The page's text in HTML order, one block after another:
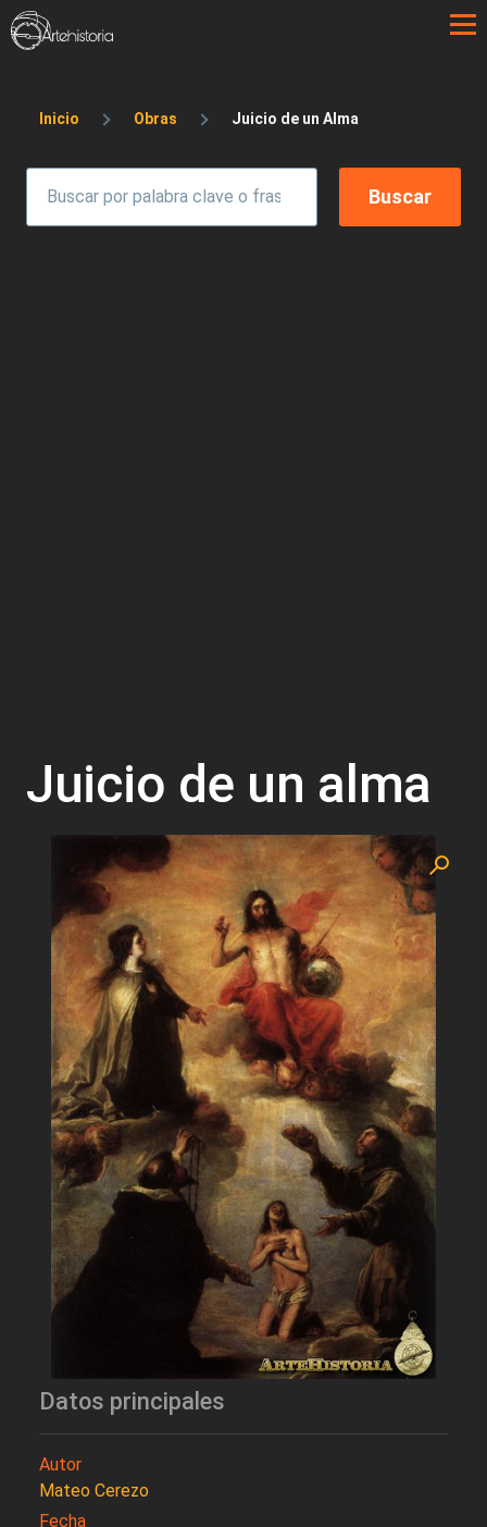
Pasar al contenido principal
Sobrescribir enlaces de ayuda a la
Inicio Obras Juicio de un Alma
Juicio de un alma
Datos principales
Autor
Mateo Cerezo
Fecha